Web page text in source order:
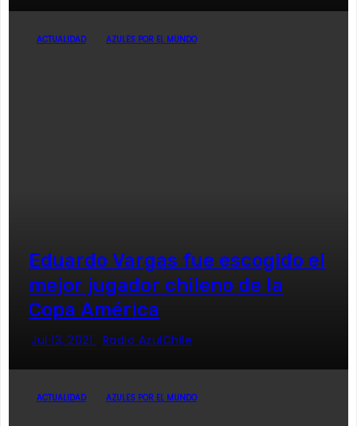
ACTUALIDAD AZULES POR EL MUNDO
Eduardo Vargas fue escogido el
mejor jugador chileno de la
Copa América
Jul 13, 2021 Radio AzulChile
ACTUALIDAD AZULES POR EL MUNDO